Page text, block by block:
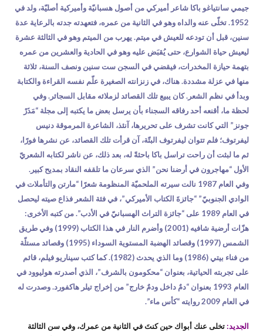
جيمي سانتياغو باكا شاعر أميركي من أصول هسبانيّة وأميركية أصليّة، ولد في
1952. تخلّى عنه والداه وهو في الثانية من عمره، فتعهدته جدته بالرعاية عدة
سنين، قبل أن تودعه للعيش في ميتم. يهرب من الميتم وهو في الثالثة عشرة
ليعيش حياة الشوارع، حتى يُقبَض عليه وهو في الحادية والعشرين من عمره
بتهمة حيازة المخدرات، فيقضي في السجن ست سنين ونصف السنة، ثلاثة
منها في عزلة مشددة. هناك، في زنزانته الصغيرة علّم نفسه القراءة والكتابة
وبدأ في نظم الشعر. كان يبيع تلك القصائد لزملائه مقابل السجائر. وفي
لحظة ما، أقنعه أحد رفاقه السجناء بأن يرسل بعض ما يكتبه إلى مجلة “مَذَرْ
جونز” التي كانت تشرف على تحريرها، آنئذ، الشاعرة المرموقة دنيس
ليفرتوف؛ فلم تتوان ليفرتوف البتّة، آن قرأت تلك القصائد، عن نشرها فورًا،
ثم ما لبثت أن راحت تراسل باكا باحثةً له، بعد ذلك، عن ناشر لكتابه الشعريّ
الأول “مهاجرون في أرضنا نحن” الذي سرعان ما تلقفه النقاد بمديح كبير.
وفي العام 1987 نالت سيرته الملحميّة المنظومة شعرًا “مارتن والتأملات في
الوادي الجنوبيّ” “جائزةَ الكتاب الأميركي”، في فئة الشعر فذاع صيته ليحصل
في العام 1989 على “جائزة التراث الهسبانيّ في الأدب”. من كتبه الأخرى:
هزّات أرضية شافيه (2001) وأضرم النار في هذا الكتاب (1999) وفي طريق
الشمس (1997) وقصائد الهضبة المستوية السوداء (1995) وقصائد مستلّة
من فناء بيتي (1986) وما الذي يحدث (1982). كما كتب سيناريو فيلم، قائم
على تجربته الحياتية، بعنوان “محكومون بالشرف”، الذي أصدرته هوليوود في
العام 1993 بعنوان “دمٌ داخل ودمٌ خارج” من إخراج تيلر هاكفورد. وصدرت له
في العام 2009 روايته “كأس ماء”.
الجديد:تخلى عنك أبواك حين كنتَ في الثانية من عمرك، وفي سن الثالثة